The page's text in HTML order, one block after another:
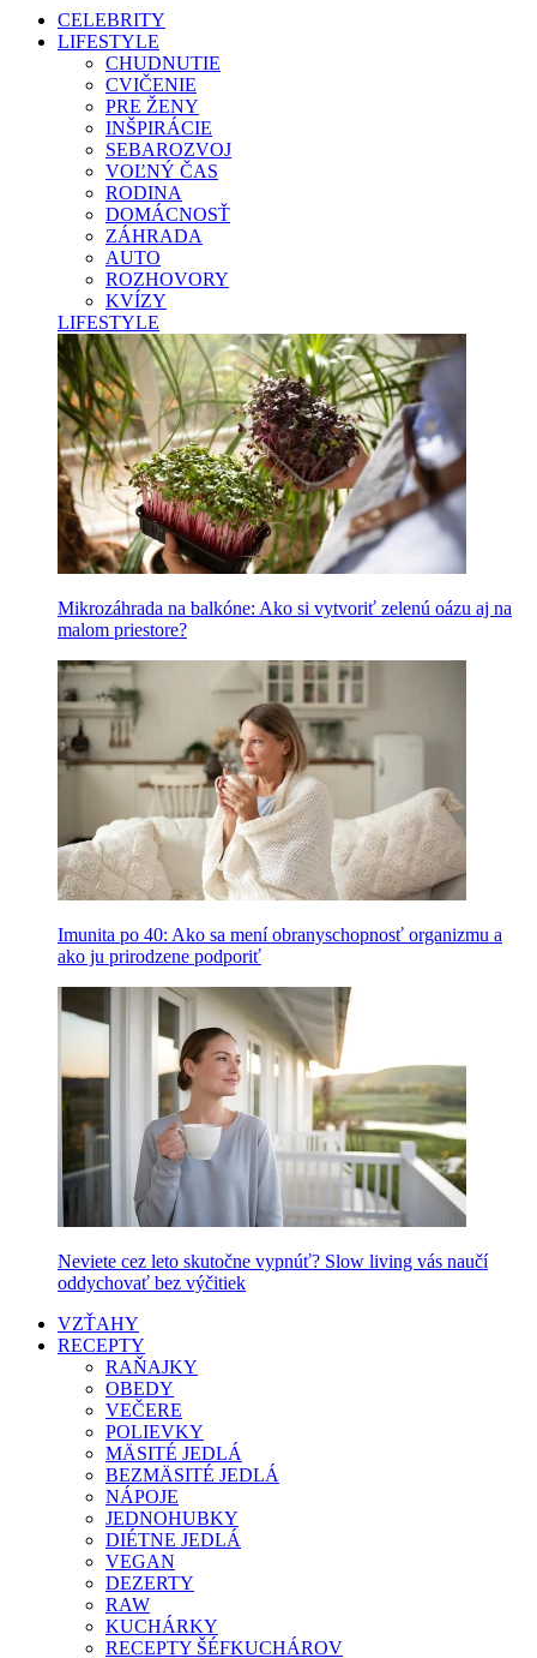
CELEBRITY
LIFESTYLE
CHUDNUTIE
CVIČENIE
PRE ŽENY
INŠPIRÁCIE
SEBAROZVOJ
VOĽNÝ ČAS
RODINA
DOMÁCNOSŤ
ZÁHRADA
AUTO
ROZHOVORY
KVÍZY
LIFESTYLE
Mikrozáhrada na balkóne: Ako si vytvoriť zelenú oázu aj na
malom priestore?
Imunita po 40: Ako sa mení obranyschopnosť organizmu a
ako ju prirodzene podporiť
Neviete cez leto skutočne vypnúť? Slow living vás naučí
oddychovať bez výčitiek
VZŤAHY
RECEPTY
RAŇAJKY
OBEDY
VEČERE
POLIEVKY
MÄSITÉ JEDLÁ
BEZMÄSITÉ JEDLÁ
NÁPOJE
JEDNOHUBKY
DIÉTNE JEDLÁ
VEGAN
DEZERTY
RAW
KUCHÁRKY
RECEPTY ŠÉFKUCHÁROV